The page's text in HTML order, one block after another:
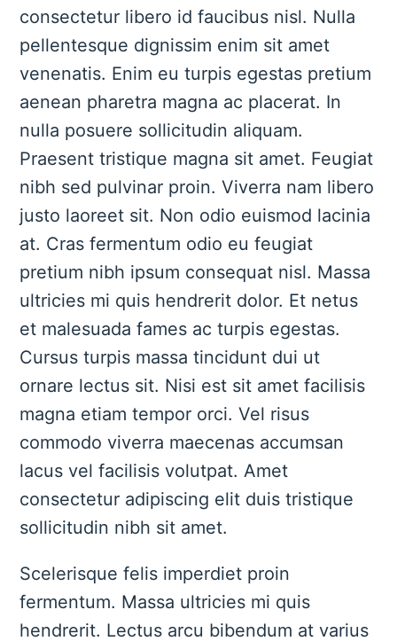
consectetur libero id faucibus nisl. Nulla
pellentesque dignissim enim sit amet
venenatis. Enim eu turpis egestas pretium
aenean pharetra magna ac placerat. In
nulla posuere sollicitudin aliquam.
Praesent tristique magna sit amet. Feugiat
nibh sed pulvinar proin. Viverra nam libero
justo laoreet sit. Non odio euismod lacinia
at. Cras fermentum odio eu feugiat
pretium nibh ipsum consequat nisl. Massa
ultricies mi quis hendrerit dolor. Et netus
et malesuada fames ac turpis egestas.
Cursus turpis massa tincidunt dui ut
ornare lectus sit. Nisi est sit amet facilisis
magna etiam tempor orci. Vel risus
commodo viverra maecenas accumsan
lacus vel facilisis volutpat. Amet
consectetur adipiscing elit duis tristique
sollicitudin nibh sit amet.
Scelerisque felis imperdiet proin
fermentum. Massa ultricies mi quis
hendrerit. Lectus arcu bibendum at varius